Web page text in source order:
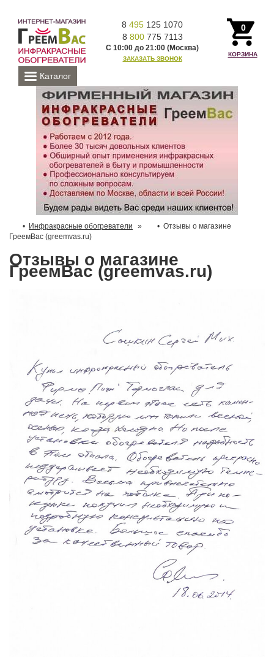
Каталог
8 495 125 1070
8 800775 7113
С 10:00 до 21:00 (Москва)
ЗАКАЗАТЬ ЗВОНОК
0
КОРЗИНА
Инфракрасные обогреватели »
Отзывы о магазине
ГреемВас (greemvas.ru)
Отзывы о магазине
ГреемВас (greemvas.ru)